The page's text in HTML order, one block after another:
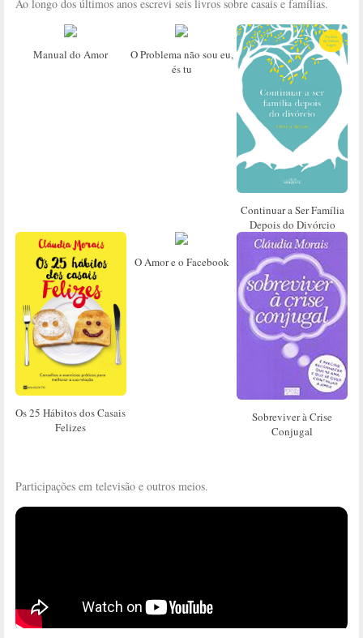
Ao longo dos últimos anos escrevi seis livros sobre casais e famílias.
Manual do Amor
O Problema não sou eu,
és tu
Continuar a Ser Família
Depois do Divórcio
Os 25 Hábitos dos Casais
Felizes
O Amor e o Facebook
Sobreviver à Crise
Conjugal
Participações em televisão e outros meios.